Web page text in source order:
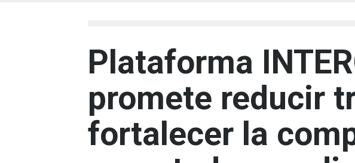
Plataforma
promete reducir
fortalecer la